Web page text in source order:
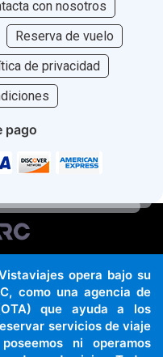
con nosotros
Reserva de vuelo
de privacidad
pago
opera bajo su
como una agencia de
que ayuda a los
servicios de viaje
ni operamos